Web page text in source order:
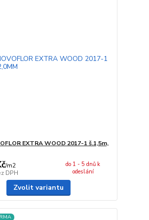
EXTRA WOOD 2017-1 š.1,5m,
/m2
DPH
do 1 - 5 dnů k
odeslání
Zvolit variantu